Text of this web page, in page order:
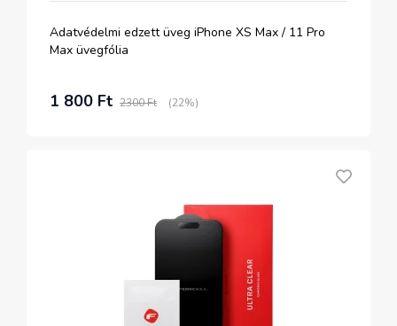
Adatvédelmi edzett üveg iPhone XS Max / 11 Pro
Max üvegfólia
1 800 Ft 2300 Ft (22%)